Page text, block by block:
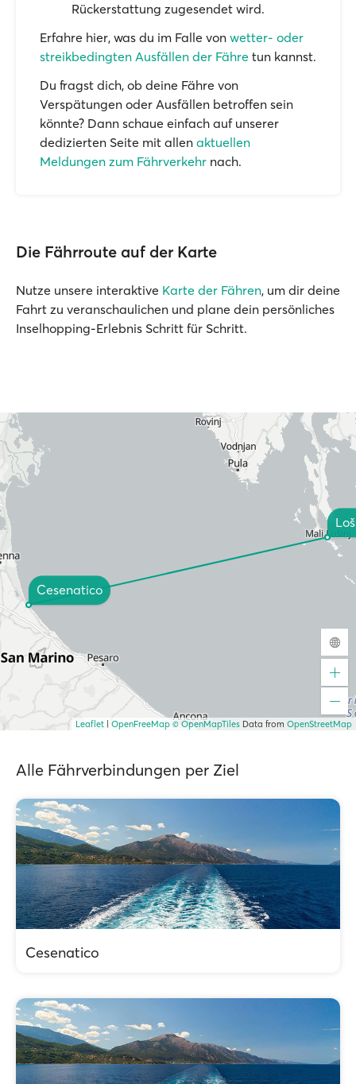
Rückerstattung zugesendet wird.
Erfahre hier, was du im Falle von wetter- oder
streikbedingten Ausfällen der Fähre tun kannst.
Du fragst dich, ob deine Fähre von
Verspätungen oder Ausfällen betroffen sein
könnte? Dann schaue einfach auf unserer
dedizierten Seite mit allen aktuellen
Meldungen zum Fährverkehr nach.
Die Fährroute auf der Karte
Nutze unsere interaktive Karte der Fähren, um dir deine
Fahrt zu veranschaulichen und plane dein persönliches
Inselhopping-Erlebnis Schritt für Schritt.
Cesenatico
Leaflet OpenFreeMap © OpenMapTiles Data from OpenStreetMap
Alle Fährverbindungen per Ziel
Cesenatico